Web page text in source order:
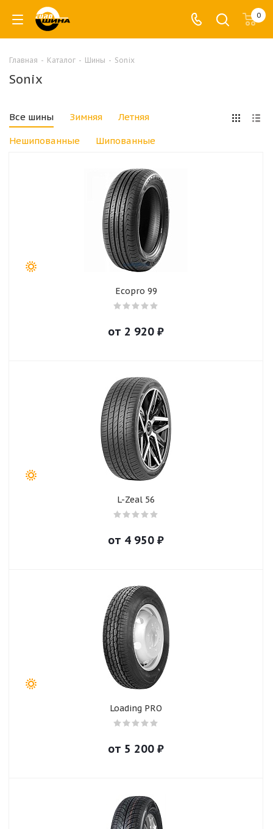
0
Главная - Каталог - Шины - Sonix
Sonix
Все шины Зимняя Летняя
Нешипованные Шипованные
Ecopro 99
от 2 920 ₽
L-Zeal 56
от 4 950 ₽
Loading PRO
от 5 200 ₽